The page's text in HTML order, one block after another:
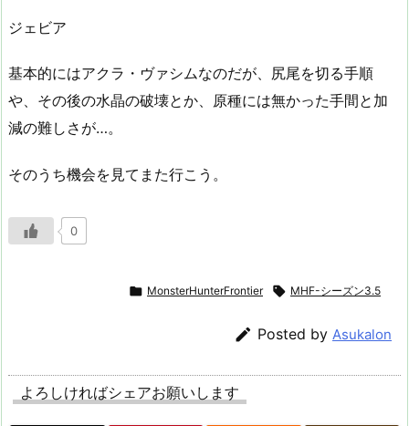
ジェビア
基本的にはアクラ・ヴァシムなのだが、尻尾を切る手順
や、その後の水晶の破壊とか、原種には無かった手間と加
減の難しさが…。
そのうち機会を見てまた行こう。
0
 MonsterHunterFrontier  MHF-シーズン3.5
 Posted by Asukalon
よろしければシェアお願いします